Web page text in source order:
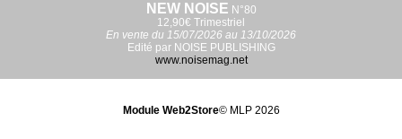
NEW NOISE N°80
12,90€ Trimestriel
En vente du 15/07/2026 au 13/10/2026
Edité par NOISE PUBLISHING
www.noisemag.net
Module Web2Store© MLP 2026